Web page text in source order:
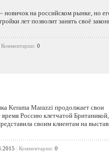
новичок на российском рынке, но
лет позволит занять своё
Комментарии: 0
Kerama Marazzi продолжает свои
Россию клетчатой Британикой,
своим клиентам на
Комментарии: 0